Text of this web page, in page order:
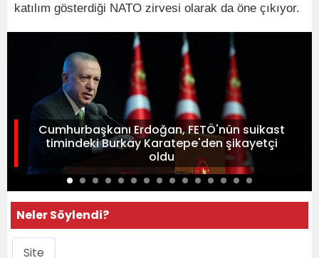
katılım gösterdiği NATO zirvesi olarak da öne çıkıyor.
Cumhurbaşkanı Erdoğan, FETÖ'nün suikast
timindeki Burkay Karatepe'den şikayetçi
oldu
Neler Söylendi?
Site